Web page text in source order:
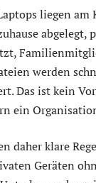
liegen am
abgelegt,
werden
Das ist kein
ein
daher klare
Geräten